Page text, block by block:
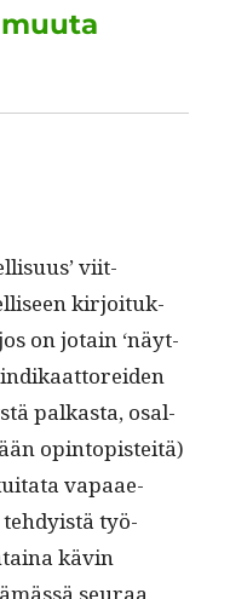
viit­
kir­joituk­
on jotain ‘näyt­
palka­s­ta, osal­
opin­topis­teitä)
vapaae­
työ­
kävin